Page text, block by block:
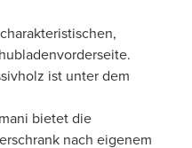
ist unter dem
bietet die
nach eigenem